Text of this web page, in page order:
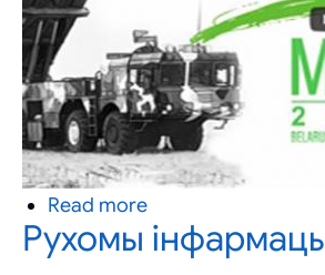
Read moreabout
Milex-
2017
Рухомы